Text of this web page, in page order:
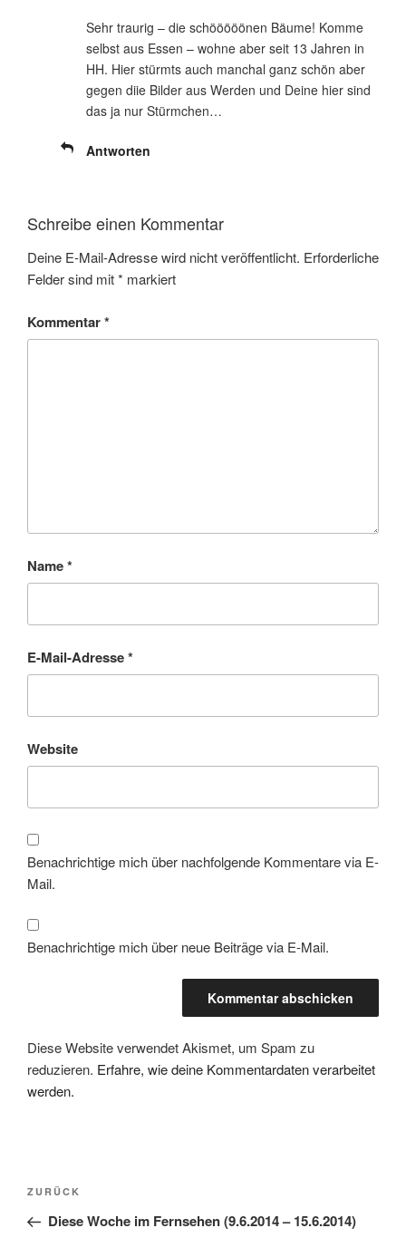
Sehr traurig – die schööööönen Bäume! Komme
selbst aus Essen – wohne aber seit 13 Jahren in
HH. Hier stürmts auch manchal ganz schön aber
gegen diie Bilder aus Werden und Deine hier sind
das ja nur Stürmchen…
Antworten
Schreibe einen Kommentar
Deine E-Mail-Adresse wird nicht veröffentlicht. Erforderliche
Felder sind mit* markiert
Kommentar*
Name*
E-Mail-Adresse*
Website
Benachrichtige mich über nachfolgende Kommentare via E-
Mail.
Benachrichtige mich über neue Beiträge via E-Mail.
Diese Website verwendet Akismet, um Spam zu
reduzieren. Erfahre, wie deine Kommentardaten verarbeitet
werden.
Beitragsnavigation
Vorheriger
Beitrag
ZURÜCK
Diese Woche im Fernsehen (9.6.2014 – 15.6.2014)